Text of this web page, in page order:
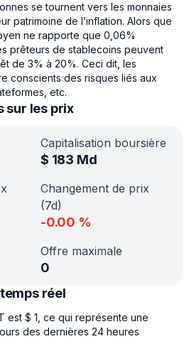
se tournent vers les monnaies
patrimoine de l’inflation. Alors que
ne rapporte que 0,06%
prêteurs de stablecoins peuvent
de 3% à 20%. Ceci dit, les
conscients des risques liés aux
etc.
sur les prix
Capitalisation boursière
$ 183 Md
Changement de prix
(7d)
-0.00 %
Offre maximale
0
réel
est $ 1, ce qui représente une
des dernières 24 heures